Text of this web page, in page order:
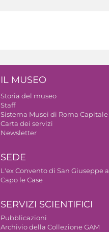
IL MUSEO
Storia del museo
Staff
Sistema Musei di Roma Capitale
Carta dei servizi
Newsletter
SEDE
L'ex Convento di San Giuseppe a
Capo le Case
SERVIZI SCIENTIFICI
Pubblicazioni
Archivio della Collezione GAM